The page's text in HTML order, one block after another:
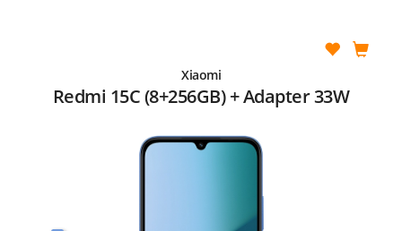
Xiaomi
Redmi 15C (8+256GB) + Adapter 33W